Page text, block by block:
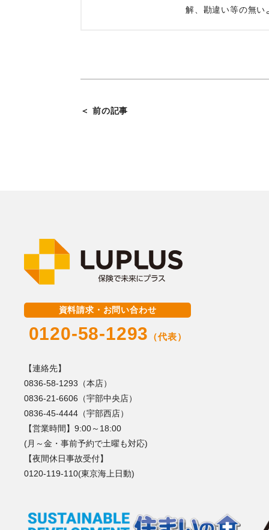
解、勘違い等の無い
＜ 前の記事
資料請求・お問い合わせ
0120-58-1293 （代表）
【連絡先】
0836-58-1293（本店）
0836-21-6606（宇部中央店）
0836-45-4444（宇部西店）
【営業時間】9:00～18:00
(月～金・事前予約で土曜も対応)
【夜間休日事故受付】
0120-119-110(東京海上日動)